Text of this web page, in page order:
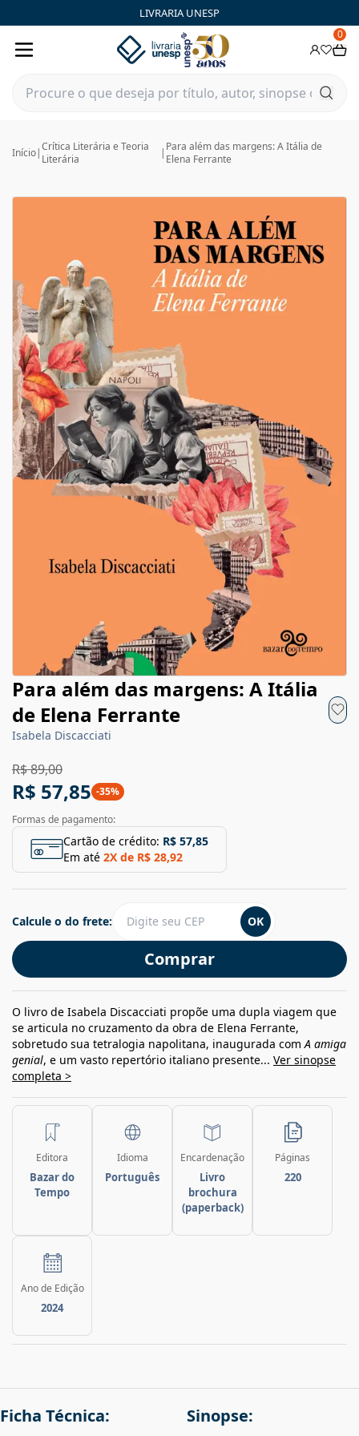
LIVRARIA UNESP
0
Início|Crítica Literária e Teoria
Literária
| Para além das margens: A Itália de
Elena Ferrante
Para além das margens: A Itália
de Elena Ferrante
Isabela Discacciati
R$ 89,00
R$ 57,85 -35%
Formas de pagamento:
Cartão de crédito: R$ 57,85
Em até 2X de R$ 28,92
Comprar
Calcule o do frete: OK
O livro de Isabela Discacciati propõe uma dupla viagem que
se articula no cruzamento da obra de Elena Ferrante,
sobretudo sua tetralogia napolitana, inaugurada com A amiga
genial, e um vasto repertório italiano presente... Ver sinopse
completa >
Editora
Bazar do
Tempo
Idioma
Português
Encardenação
Livro
brochura
(paperback)
Páginas
220
Ano de Edição
2024
Ficha Técnica: Sinopse: